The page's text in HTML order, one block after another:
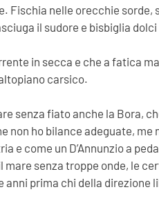
Fischia nelle orecchie
il sudore e bisbiglia
in secca e che a fatica
carsico.
senza fiato anche la Bora,
ho bilance adeguate,
e come un D’Annunzio a
senza troppe onde, le
prima chi della direzione